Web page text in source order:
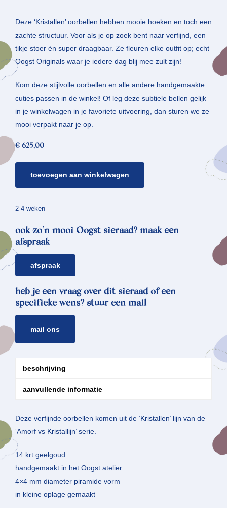
Deze ‘Kristallen’ oorbellen hebben mooie hoeken en toch een
zachte structuur. Voor als je op zoek bent naar verfijnd, een
tikje stoer én super draagbaar. Ze fleuren elke outfit op; echt
Oogst Originals waar je iedere dag blij mee zult zijn!
Kom deze stijlvolle oorbellen en alle andere handgemaakte
cuties passen in de winkel! Of leg deze subtiele bellen gelijk
in je winkelwagen in je favoriete uitvoering, dan sturen we ze
mooi verpakt naar je op.
€ 625,00
piramide
toevoegen aan winkelwagen
2-4 weken
ook zo’n mooi Oogst sieraad? maak een
afspraak
afspraak
heb je een vraag over dit sieraad of een
specifieke wens? stuur een mail
mail ons
beschrijving
aanvullende informatie
Deze verfijnde oorbellen komen uit de ‘Kristallen’ lijn van de
‘Amorf vs Kristallijn’ serie.
14 krt geelgoud
handgemaakt in het Oogst atelier
4×4 mm diameter piramide vorm
in kleine oplage gemaakt